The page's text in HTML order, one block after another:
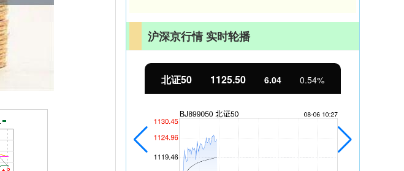
沪深京行情 实时轮播
北证50 1125.50 6.04 0.54%